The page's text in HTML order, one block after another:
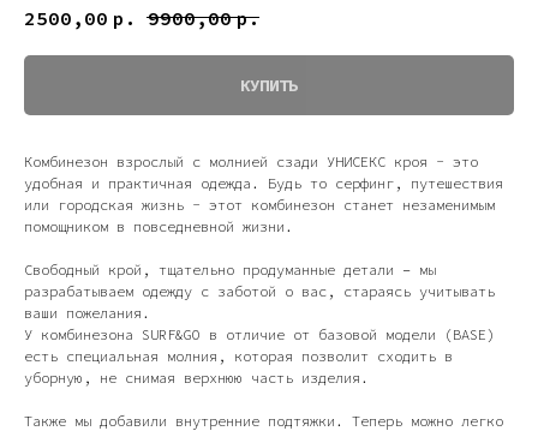
2500,00 р. 9900,00 р.
КУПИТЬ
Комбинезон взрослый с молнией сзади УНИСЕКС кроя - это
удобная и практичная одежда. Будь то серфинг, путешествия
или городская жизнь - этот комбинезон станет незаменимым
помощником в повседневной жизни.
Свободный крой, тщательно продуманные детали – мы
разрабатываем одежду с заботой о вас, стараясь учитывать
ваши пожелания.
У комбинезона SURF&GO в отличие от базовой модели (BASE)
есть специальная молния, которая позволит сходить в
уборную, не снимая верхнюю часть изделия.
Также мы добавили внутренние подтяжки. Теперь можно легко